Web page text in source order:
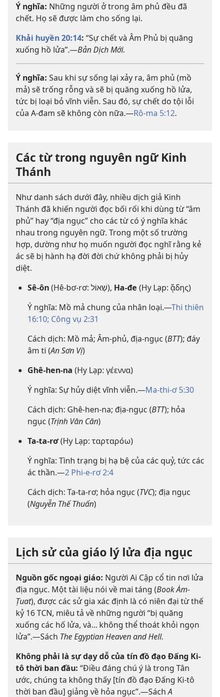
Ý nghĩa: Những người ở trong âm phủ đều đã
chết. Họ sẽ được làm cho sống lại.
Khải huyền 20:14: “Sự chết và Âm Phủ bị quăng
xuống hồ lửa”.—Bản Dịch Mới.
Ý nghĩa: Sau khi sự sống lại xảy ra, âm phủ (mồ
mả) sẽ trống rỗng và sẽ bị quăng xuống hồ lửa,
tức bị loại bỏ vĩnh viễn. Sau đó, sự chết do tội lỗi
của A-đam sẽ không còn nữa.​—Rô-ma 5:12.
Các từ trong nguyên ngữ Kinh
Thánh
Như danh sách dưới đây, nhiều dịch giả Kinh
Thánh đã khiến người đọc bối rối khi dùng từ “âm
phủ” hay “địa ngục” cho các từ có ý nghĩa khác
nhau trong nguyên ngữ. Trong một số trường
hợp, dường như họ muốn người đọc nghĩ rằng kẻ
ác sẽ bị hành hạ đời đời chứ không phải bị hủy
diệt.
Sê-ôn
(Hê-bơ-rơ: שְׁאוֹל), Ha-đe (Hy Lạp: ᾅδης)
Ý nghĩa: Mồ mả chung của nhân loại.—Thi thiên
16:10; Công vụ 2:31
Cách dịch: Mồ mả; Âm-phủ, địa-ngục (BTT); đáy
âm ti (An Sơn Vị)
Ghê-hen-na (Hy Lạp: γέεννα)
Ý nghĩa: Sự hủy diệt vĩnh viễn.—Ma-thi-ơ 5:30
Cách dịch: Ghê-hen-na; địa-ngục (BTT); hỏa
ngục (Trịnh Văn Căn)
Ta-ta-rơ(Hy Lạp: ταρταρόω)
Ý nghĩa: Tình trạng bị hạ bệ của các quỷ, tức các
ác thần.—2 Phi-e-rơ 2:4
Cách dịch: Ta-ta-rơ; hỏa ngục (TVC); địa ngục
(Nguyễn Thế Thuấn)
Lịch sử của giáo lý lửa địa ngục
Nguồn gốc ngoại giáo: Người Ai Cập cổ tin nơi lửa
địa ngục. Một tài liệu nói về mai táng (Book Ȧm-
Ṭuat), được các sử gia xác định là có niên đại từ thế
kỷ 16 TCN, miêu tả về những người “bị quăng
xuống các hố lửa, và... không thể thoát khỏi ngọn
lửa”.—Sách The Egyptian Heaven and Hell.
Không phải là sự dạy dỗ của tín đồ đạo Đấng Ki-
tô thời ban đầu: “Điều đáng chú ý là trong Tân
ước, chúng ta không thấy [tín đồ đạo Đấng Ki-tô
thời ban đầu] giảng về hỏa ngục”.—SáchA